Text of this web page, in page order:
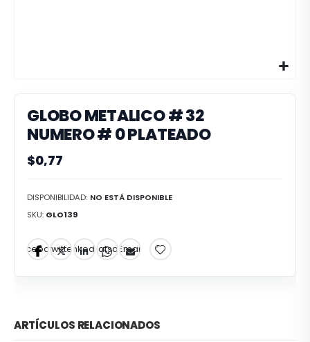
GLOBO METALICO # 32
NUMERO # 0 PLATEADO
$0,77
DISPONIBILIDAD: NO ESTÁ DISPONIBLE
SKU GLO139
FacebookTwitterLinkedInWhatsappEmail
ARTÍCULOS RELACIONADOS